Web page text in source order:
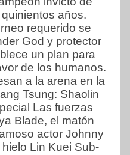
años.
requerido se
God y protector
un plan para
de los humanos.
a la arena en la
Tsung: Shaolin
Las fuerzas
Blade, el matón
actor Johnny
Lin Kuei Sub-